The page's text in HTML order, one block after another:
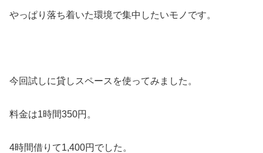
やっぱり落ち着いた環境で集中したいモノです。
今回試しに貸しスペースを使ってみました。
料金は1時間350円。
4時間借りて1,400円でした。